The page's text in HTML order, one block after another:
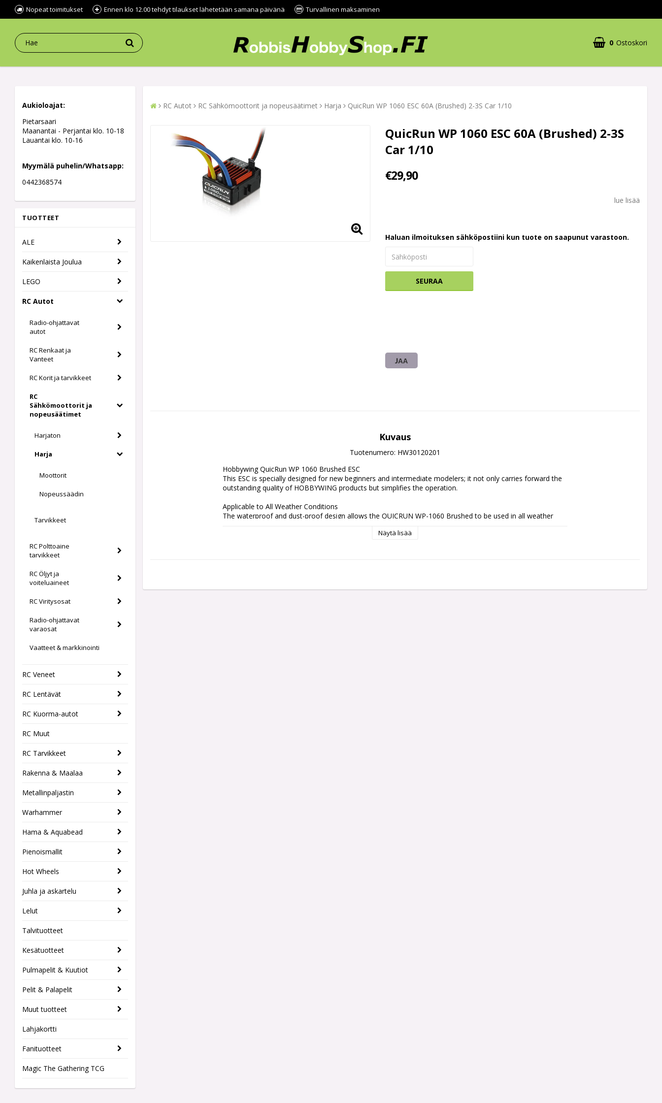
Nopeat toimitukset Ennen klo 12.00 tehdyt tilaukset lähetetään samana päivänä Turvallinen maksaminen
0 Ostoskori
Aukioloajat:
Pietarsaari
Maanantai - Perjantai klo. 10-18
Lauantai klo. 10-16
Myymälä puhelin/Whatsapp:
0442368574
TUOTTEET
ALE
Kaikenlaista Joulua
LEGO
RC Autot
Radio-ohjattavat
autot
RC Renkaat ja
Vanteet
RC Korit ja tarvikkeet
RC
Sähkömoottorit ja
nopeusäätimet
Harjaton
Harja
Moottorit
Nopeussäädin
Tarvikkeet
RC Polttoaine
tarvikkeet
RC Öljyt ja
voiteluaineet
RC Viritysosat
Radio-ohjattavat
varaosat
Vaatteet & markkinointi
RC Veneet
RC Lentävät
RC Kuorma-autot
RC Muut
RC Tarvikkeet
Rakenna & Maalaa
Metallinpaljastin
Warhammer
Hama & Aquabead
Pienoismallit
Hot Wheels
Juhla ja askartelu
Lelut
Talvituotteet
Kesätuotteet
Pulmapelit & Kuutiot
Pelit & Palapelit
Muut tuotteet
Lahjakortti
Fanituotteet
Magic The Gathering TCG
RC Autot RC Sähkömoottorit ja nopeusäätimet Harja QuicRun WP 1060 ESC 60A (Brushed) 2-3S Car 1/10
QuicRun WP 1060 ESC 60A (Brushed) 2-3S
Car 1/10
€29,90
lue lisää
Haluan ilmoituksen sähköpostiini kun tuote on saapunut varastoon.
SEURAA
JAA
Kuvaus
Tuotenumero: HW30120201
Hobbywing QuicRun WP 1060 Brushed ESC
This ESC is specially designed for new beginners and intermediate modelers; it not only carries forward the
outstanding quality of HOBBYWING products but simplifies the operation.
Applicable to All Weather Conditions
The waterproof and dust-proof design allows the QUICRUN WP-1060 Brushed to be used in all weather
This ESC features auto throttle calibration and parameter setting via jump caps is easy-to-use, especially
Näytä lisää